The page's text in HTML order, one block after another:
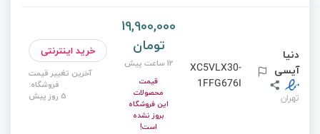
دنیا
آیسی
تهران
XC5VLX30-
1FFG676I
19,900,000
تومان
12 ساعت پیش
قیمت
محصولات
این فروشگاه
بروز نشده
است!
خرید اینترنتی
آخرین تغییر قیمت
فروشگاه:
5 روز پیش